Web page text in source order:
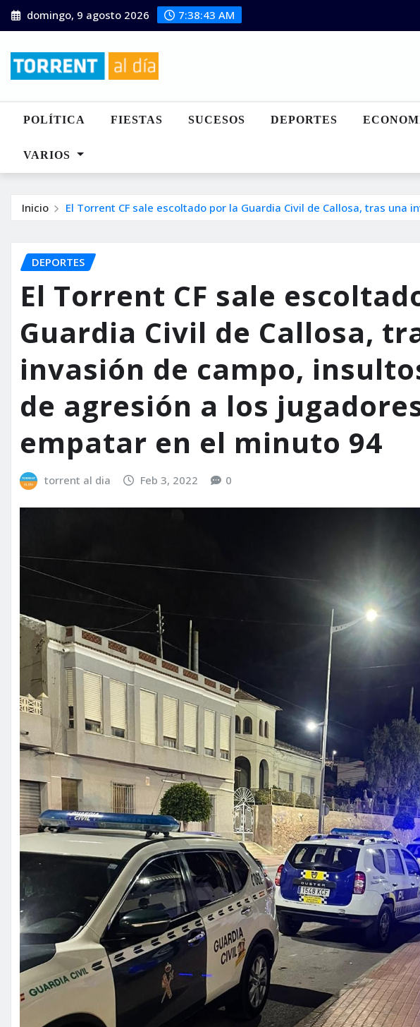
Saltar
al
domingo, 9 agosto 2026 7:38:45 AM
POLÍTICA FIESTAS SUCESOS DEPORTES
VARIOS
Inicio El Torrent CF sale escoltado por la Guardia Civil de Callosa, tras
DEPORTES
El Torrent CF sale
Guardia Civil de Callosa,
invasión de campo,
de agresión a los
empatar en el minuto 94
torrent al dia Feb 3, 2022 0